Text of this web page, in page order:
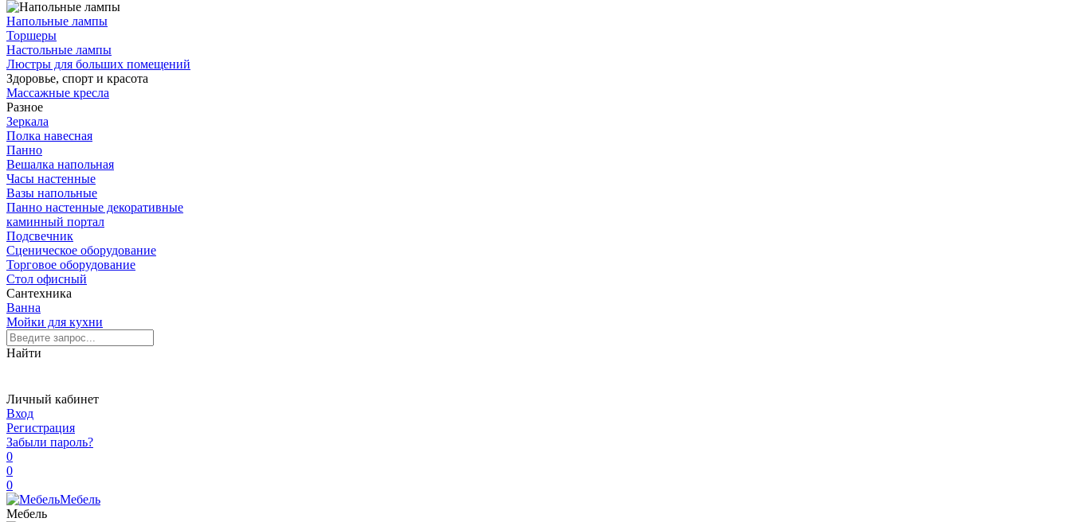
Напольные лампы
Торшеры
Настольные лампы
Люстры для больших помещений
Здоровье, спорт и красота
Массажные кресла
Разное
Зеркала
Полка навесная
Панно
Вешалка напольная
Часы настенные
Вазы напольные
Панно настенные декоративные
каминный портал
Подсвечник
Сценическое оборудование
Торговое оборудование
Стол офисный
Сантехника
Ванна
Мойки для кухни
Найти
Личный кабинет
Вход
Регистрация
Забыли пароль?
0
0
0
Мебель
Мебель